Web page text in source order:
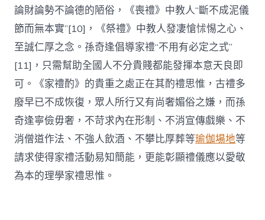
論財論勢不論德的陋俗，《喪禮》中教人“斷不成泥儀
節而無本實”[10]，《祭禮》中教人發凄愴怵惕之心、
至誠仁厚之念。孫奇逢倡導家禮“不用有必定之式”
[11]，只需幫助全國人不分貴賤都能發揮本意天良即
可。《家禮酌》的貴重之處正在其酌禮思惟，古禮多
廢早已不成恢復，眾人所行又有尚奢媚俗之嫌，而孫
奇逢寧儉毋奢，不苛求內在形制、不消宣傳戲樂、不
消僧道作法、不強人飲酒、不攀比厚葬等瑜伽場地等
請求使得家禮活動易知簡能，更能彰顯禮儀應以愛敬
為本的理學家禮思惟。